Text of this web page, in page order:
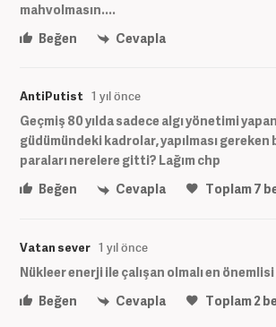
mahvolmasın....
Beğen
Cevapla
AntiPutist 1 yıl önce
Geçmiş 80 yılda sadece algı yönetimi
güdümündeki kadrolar, yapılması
paraları nerelere gitti? Lağım chp
Beğen
Cevapla Toplam7
Vatan sever 1 yıl önce
Nükleer enerji ile çalışan olmalı en
Beğen
Cevapla Toplam2